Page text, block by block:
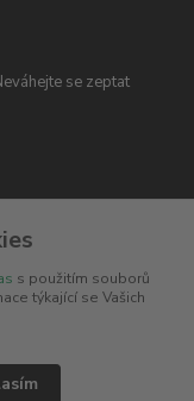
se zeptat
s použitím souborů
týkající se Vašich